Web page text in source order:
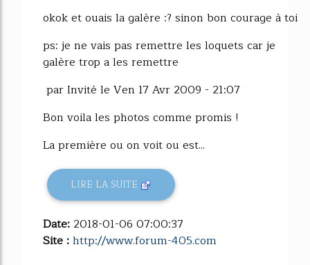
okok et ouais la galère :? sinon bon courage à toi
ps: je ne vais pas remettre les loquets car je
galère trop a les remettre
par Invité le Ven 17 Avr 2009 - 21:07
Bon voila les photos comme promis !
La première ou on voit ou est...
LIRE LA SUITE
Date: 2018-01-06 07:00:37
Site :http://www.forum-405.com